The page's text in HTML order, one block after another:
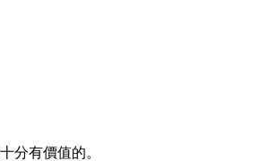
分有價值的。